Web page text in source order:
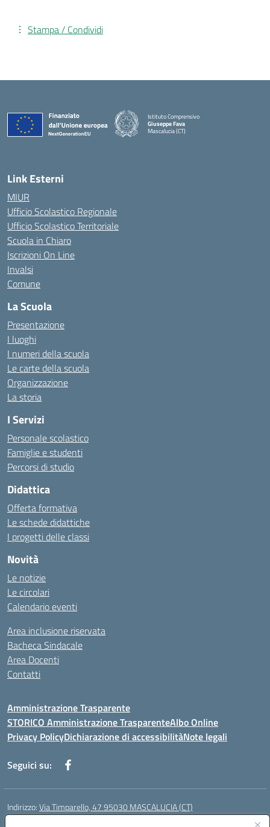
Stampa / Condividi
Istituto Comprensivo
Giuseppe Fava
Mascalucia (CT)
Link Esterni
MIUR
Ufficio Scolastico Regionale
Ufficio Scolastico Territoriale
Scuola in Chiaro
Iscrizioni On Line
Invalsi
Comune
La Scuola
Presentazione
I luoghi
I numeri della scuola
Le carte della scuola
Organizzazione
La storia
I Servizi
Personale scolastico
Famiglie e studenti
Percorsi di studio
Didattica
Offerta formativa
Le schede didattiche
I progetti delle classi
Novità
Le notizie
Le circolari
Calendario eventi
Area inclusione riservata
Bacheca Sindacale
Area Docenti
Contatti
Amministrazione Trasparente
STORICO Amministrazione TrasparenteAlbo Online
Privacy PolicyDichiarazione di accessibilitàNote legali
Seguici su:
Indirizzo:Via Timparello, 47 95030 MASCALUCIA (CT)
Centralino: